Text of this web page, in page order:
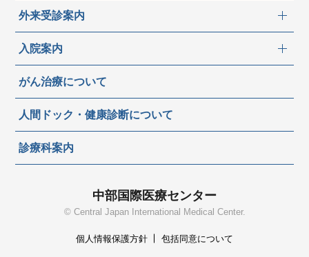
外来受診案内
入院案内
がん治療について
人間ドック・健康診断について
診療科案内
中部国際医療センター
© Central Japan International Medical Center.
個人情報保護方針 包括同意について